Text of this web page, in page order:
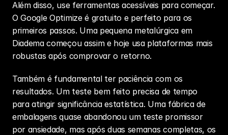
Além disso, use ferramentas acessíveis para começar.
O Google Optimize é gratuito e perfeito para os
primeiros passos. Uma pequena metalúrgica em
Diadema começou assim e hoje usa plataformas mais
robustas após comprovar o retorno.
Também é fundamental ter paciência com os
resultados. Um teste bem feito precisa de tempo
para atingir significância estatística. Uma fábrica de
embalagens quase abandonou um teste promissor
por ansiedade, mas após duas semanas completas, os